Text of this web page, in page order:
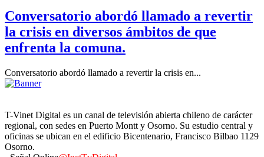
Conversatorio abordó llamado a revertir
la crisis en diversos ámbitos de que
enfrenta la comuna.
Conversatorio abordó llamado a revertir la crisis en...
T-Vinet Digital es un canal de televisión abierta chileno de carácter
regional, con sedes en Puerto Montt y Osorno. Su estudio central y
oficinas se ubican en el edificio Bicentenario, Francisco Bilbao 1129
Osorno.